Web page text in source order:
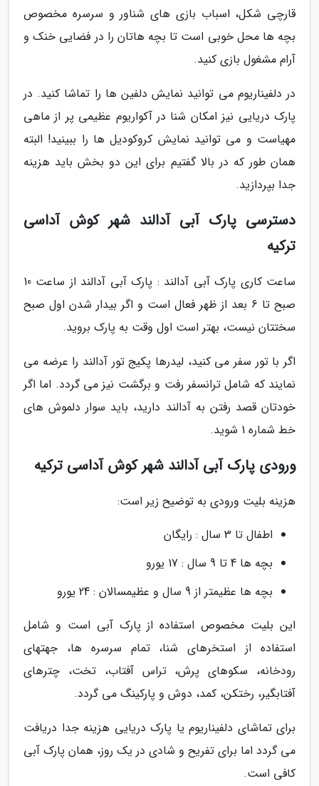
قارچی شکل، اسباب بازی های شناور و سرسره مخصوص
بچه ها محل خوبی است تا بچه هاتان را در فضایی خنک و
آرام مشغول بازی کنید.
در دلفیناریوم می توانید نمایش دلفین ها را تماشا کنید. در
پارک دریایی نیز امکان شنا در آکواریوم عظیمی پر از ماهی
مهیاست و می توانید نمایش کروکودیل ها را ببینید! البته
همان طور که در بالا گفتیم برای این دو بخش باید هزینه
جدا بپردازید.
دسترسی پارک آبی آدالند شهر کوش آداسی
ترکیه
ساعت کاری پارک آبی آدالند : پارک آبی آدالند از ساعت 10
صبح تا 6 بعد از ظهر فعال است و اگر بیدار شدن اول صبح
سختتان نیست، بهتر است اول وقت به پارک بروید.
اگر با تور سفر می کنید، لیدرها پکیج تور آدالند را عرضه می
نمایند که شامل ترانسفر رفت و برگشت نیز می گردد. اما اگر
خودتان قصد رفتن به آدالند دارید، باید سوار دلموش های
خط شماره 1 شوید.
ورودی پارک آبی آدالند شهر کوش آداسی ترکیه
هزینه بلیت ورودی به توضیح زیر است:
اطفال تا 3 سال : رایگان
بچه ها 4 تا 9 سال : 17 یورو
بچه ها عظیمتر از 9 سال و عظیمسالان : 24 یورو
این بلیت مخصوص استفاده از پارک آبی است و شامل
استفاده از استخرهای شنا، تمام سرسره ها، جهتهای
رودخانه، سکوهای پرش، تراس آفتاب، تخت، چترهای
آفتابگیر، رختکن، کمد، دوش و پارکینگ می گردد.
برای تماشای دلفیناریوم یا پارک دریایی هزینه جدا دریافت
می گردد اما برای تفریح و شادی در یک روز، همان پارک آبی
کافی است.